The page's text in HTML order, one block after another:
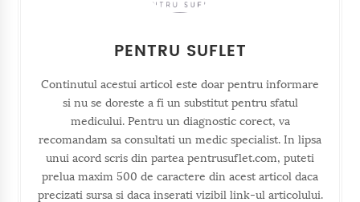
PENTRU SUFLET
Continutul acestui articol este doar pentru informare
si nu se doreste a fi un substitut pentru sfatul
medicului. Pentru un diagnostic corect, va
recomandam sa consultati un medic specialist. In lipsa
unui acord scris din partea pentrusuflet.com, puteti
prelua maxim 500 de caractere din acest articol daca
precizati sursa si daca inserati vizibil link-ul articolului.